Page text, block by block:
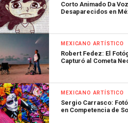
Corto Animado Da
Desaparecidos en
MEXICANO ARTÍSTICO
Robert Fedez: El
Capturó al Cometa
MEXICANO ARTÍSTICO
Sergio Carrasco:
en Competencia de